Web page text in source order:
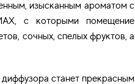
изысканным ароматом с
с которыми помещение
сочных, спелых фруктов, а
станет прекрасным